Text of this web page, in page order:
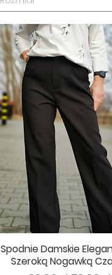
Spodnie Damskie
Szeroką Nogawką